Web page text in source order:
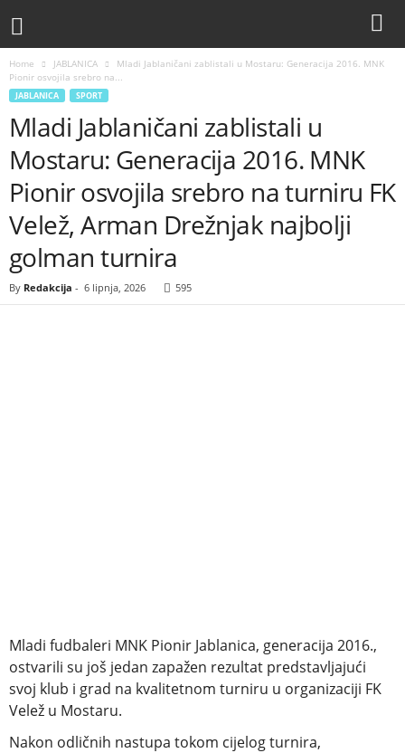
Home JABLANICA
Mladi Jablaničani zablistali u Mostaru: Generacija 2016. MNK
Pionir osvojila srebro na...
JABLANICA SPORT
Mladi Jablaničani zablistali u
Mostaru: Generacija 2016. MNK
Pionir osvojila srebro na turniru FK
Velež, Arman Drežnjak najbolji
golman turnira
By Redakcija - 6 lipnja, 2026 595
Mladi fudbaleri MNK Pionir Jablanica, generacija 2016.,
ostvarili su još jedan zapažen rezultat predstavljajući
svoj klub i grad na kvalitetnom turniru u organizaciji FK
Velež u Mostaru.
Nakon odličnih nastupa tokom cijelog turnira,